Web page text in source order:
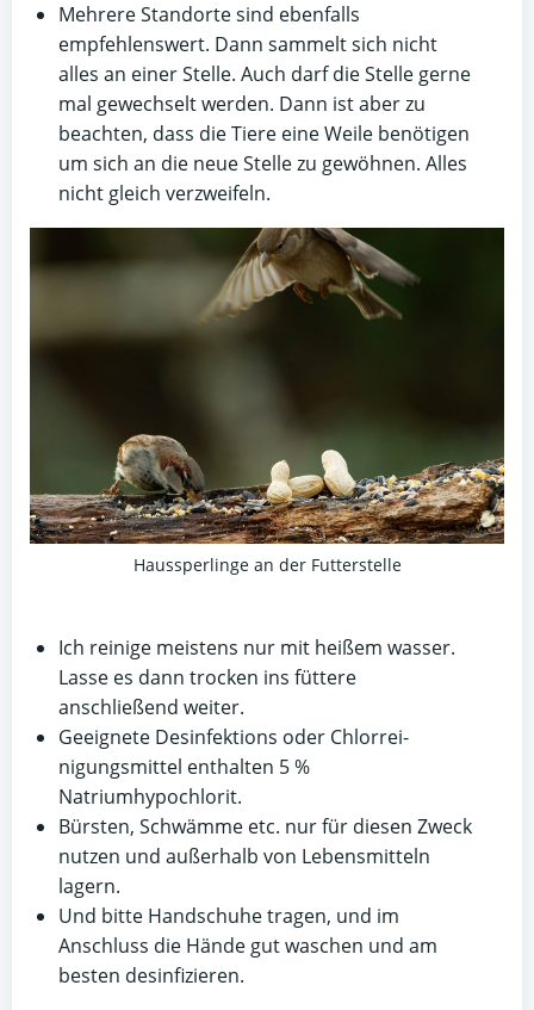
Mehrere Standorte sind ebenfalls
empfehlenswert. Dann sammelt sich nicht
alles an einer Stelle. Auch darf die Stelle gerne
mal gewechselt werden. Dann ist aber zu
beachten, dass die Tiere eine Weile benötigen
um sich an die neue Stelle zu gewöhnen. Alles
nicht gleich verzweifeln.
Haussperlinge an der Futterstelle
Ich reinige meistens nur mit heißem wasser.
Lasse es dann trocken ins füttere
anschließend weiter.
Geeignete Desinfektions­ oder Chlorrei­
nigungsmittel enthalten 5 %
Natriumhypochlorit.
Bürsten, Schwämme etc. nur für diesen Zweck
nutzen und außerhalb von Lebensmitteln
lagern.
Und bitte Handschuhe tragen, und im
Anschluss die Hände gut waschen und am
besten desinfizieren.